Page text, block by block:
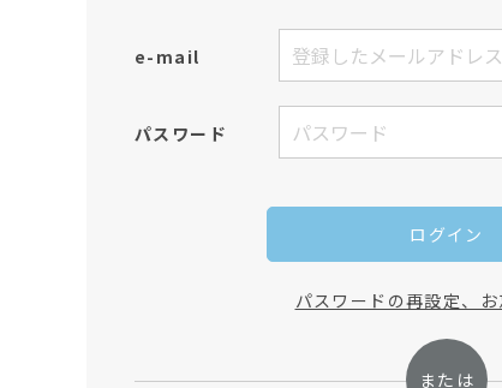
e-mail
パスワード
ログイン
パスワードの再設定、